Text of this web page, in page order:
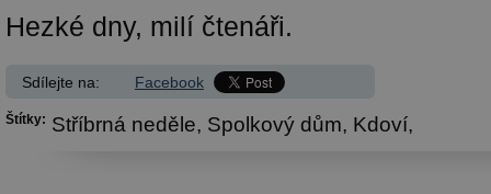
Hezké dny, milí čtenáři.
Sdílejte na: Facebook
Štítky: Stříbrná neděle, Spolkový dům, Kdoví,